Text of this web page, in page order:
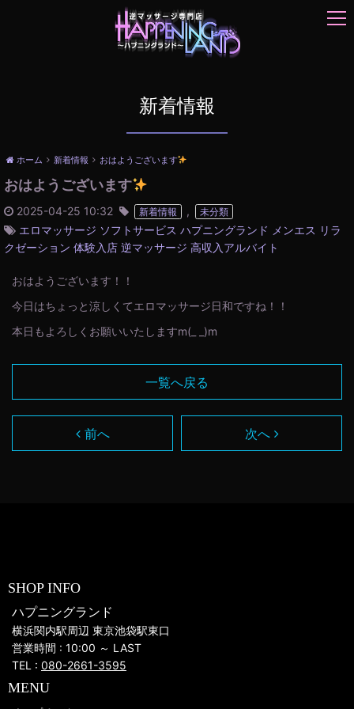
新着情報
ホーム 新着情報 おはようございます
おはようございます
2025-04-25 10:32 新着情報 , 未分類
エロマッサージ ソフトサービス ハプニングランド メンエス リラ
クゼーション 体験入店 逆マッサージ 高収入アルバイト
おはようございます！！
今日はちょっと涼しくてエロマッサージ日和ですね！！
本日もよろしくお願いいたしますm(_ _)m
前へ
一覧へ戻る
次へ
SHOP INFO
ハプニングランド
横浜関内駅周辺 東京池袋駅東口
営業時間 : 10:00 ～ LAST
TEL : 080-2661-3595
MENU
t
i